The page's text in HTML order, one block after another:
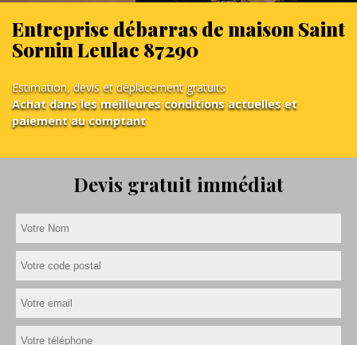
Entreprise débarras de maison Saint
Sornin Leulac 87290
Estimation, devis et déplacement gratuits
Achat dans les meilleures conditions actuelles et
paiement au comptant
Devis gratuit immédiat